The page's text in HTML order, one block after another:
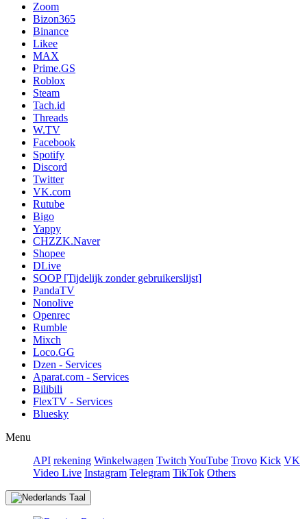
Zoom
Bizon365
Binance
Likee
MAX
Prime.GS
Roblox
Steam
Tach.id
Threads
W.TV
Facebook
Spotify
Discord
Twitter
VK.com
Rutube
Bigo
Yappy
CHZZK.Naver
Shopee
DLive
SOOP [Tijdelijk zonder gebruikerslijst]
PandaTV
Nonolive
Openrec
Rumble
Mixch
Loco.GG
Dzen - Services
Aparat.com - Services
Bilibili
FlexTV - Services
Bluesky
Menu
API rekening Winkelwagen Twitch YouTube Trovo Kick VK
Video Live Instagram Telegram TikTok Others
Taal